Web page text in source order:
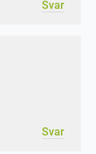
Svar
Svar